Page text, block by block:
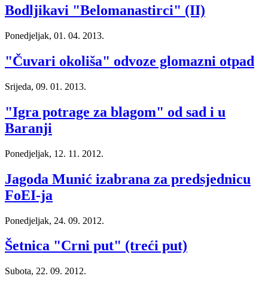
Bodljikavi "Belomanastirci" (II)
Ponedjeljak, 01. 04. 2013.
"Čuvari okoliša" odvoze glomazni otpad
Srijeda, 09. 01. 2013.
"Igra potrage za blagom" od sad i u
Baranji
Ponedjeljak, 12. 11. 2012.
Jagoda Munić izabrana za predsjednicu
FoEI-ja
Ponedjeljak, 24. 09. 2012.
Šetnica "Crni put" (treći put)
Subota, 22. 09. 2012.